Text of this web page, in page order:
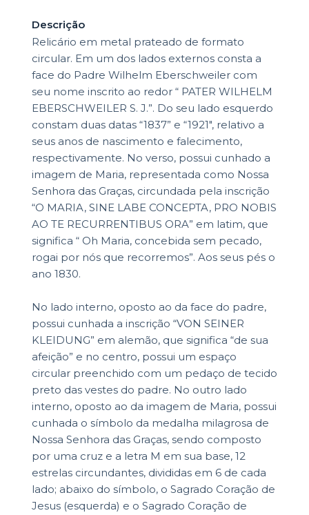
Descrição
Relicário em metal prateado de formato
circular. Em um dos lados externos consta a
face do Padre Wilhelm Eberschweiler com
seu nome inscrito ao redor “ PATER WILHELM
EBERSCHWEILER S. J.”. Do seu lado esquerdo
constam duas datas “1837” e “1921", relativo a
seus anos de nascimento e falecimento,
respectivamente. No verso, possui cunhado a
imagem de Maria, representada como Nossa
Senhora das Graças, circundada pela inscrição
“O MARIA, SINE LABE CONCEPTA, PRO NOBIS
AO TE RECURRENTIBUS ORA” em latim, que
significa “ Oh Maria, concebida sem pecado,
rogai por nós que recorremos”. Aos seus pés o
ano 1830.
No lado interno, oposto ao da face do padre,
possui cunhada a inscrição “VON SEINER
KLEIDUNG” em alemão, que significa “de sua
afeição” e no centro, possui um espaço
circular preenchido com um pedaço de tecido
preto das vestes do padre. No outro lado
interno, oposto ao da imagem de Maria, possui
cunhada o símbolo da medalha milagrosa de
Nossa Senhora das Graças, sendo composto
por uma cruz e a letra M em sua base, 12
estrelas circundantes, divididas em 6 de cada
lado; abaixo do símbolo, o Sagrado Coração de
Jesus (esquerda) e o Sagrado Coração de